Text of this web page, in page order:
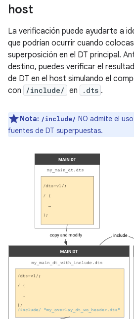
host
La verificación puede ayudarte a
que podrían ocurrir cuando
superposición en el DT principal.
destino, puedes verificar el
de DT en el host simulando el
con
/include/ en .dts .
Nota: /include/ NO admite el
fuentes de DT superpuestas.